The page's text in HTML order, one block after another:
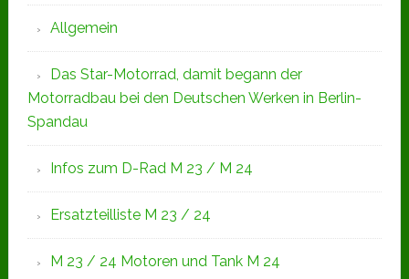
Allgemein
Das Star-Motorrad, damit begann der
Motorradbau bei den Deutschen Werken in Berlin-
Spandau
Infos zum D-Rad M 23 / M 24
Ersatzteilliste M 23 / 24
M 23 / 24 Motoren und Tank M 24